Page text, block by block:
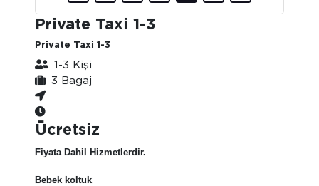
Private Taxi 1-3
Private Taxi 1-3
1-3 Kişi
3 Bagaj
Ücretsiz
Fiyata Dahil Hizmetlerdir.
Bebek koltuk